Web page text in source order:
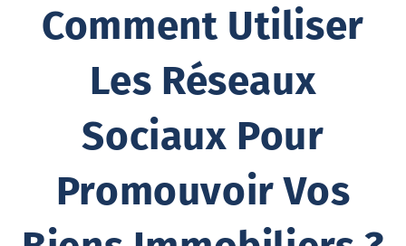
Comment Utiliser
Les Réseaux
Sociaux Pour
Promouvoir Vos